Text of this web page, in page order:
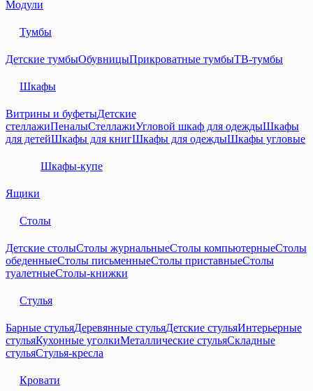
Модули
Тумбы
Детские тумбыОбувницыПрикроватные тумбыТВ-тумбы
Шкафы
Витрины и буфетыДетские
стеллажиПеналыСтеллажиУгловой шкаф для одеждыШкафы
для детейШкафы для книгШкафы для одеждыШкафы угловые
Шкафы-купе
Ящики
Столы
Детские столыСтолы журнальныеСтолы компьютерныеСтолы
обеденныеСтолы письменныеСтолы приставныеСтолы
туалетныеСтолы-книжки
Стулья
Барные стульяДеревянные стульяДетские стульяИнтерьерные
стульяКухонные уголкиМеталлические стульяСкладные
стульяСтулья-кресла
Кровати